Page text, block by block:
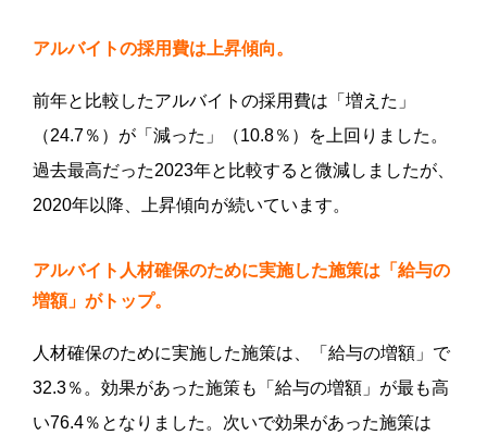
アルバイトの採用費は上昇傾向。
前年と比較したアルバイトの採用費は「増えた」
（24.7％）が「減った」（10.8％）を上回りました。
過去最高だった2023年と比較すると微減しましたが、
2020年以降、上昇傾向が続いています。
アルバイト人材確保のために実施した施策は「給与の
増額」がトップ。
人材確保のために実施した施策は、「給与の増額」で
32.3％。効果があった施策も「給与の増額」が最も高
い76.4％となりました。次いで効果があった施策は